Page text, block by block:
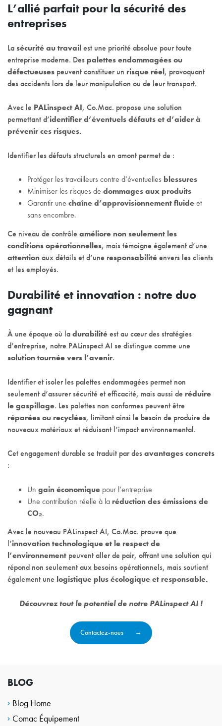
BLOG
Blog Home
Comac Équipement
L’allié parfait pour la sécurité des
entreprises
Lasécurité au travailest une priorité absolue pour toute
entreprise moderne. Des palettes endommagées ou
défectueuses peuvent constituer un risque réel, provoquant
des accidents lors de leur manipulation ou de leur transport.
Avec le PALinspect AI, Co.Mac. propose une solution
permettant d’identifier d’éventuels défauts et d’aider à
prévenir ces risques.
Identifier les défauts structurels en amont permet de :
Protéger les travailleurs contre d’éventuelles blessures
Minimiser les risques de dommages aux produits
Garantir une chaîne d’approvisionnement fluideet
sans encombre.
Ce niveau de contrôle améliore non seulement les
conditions opérationnelles, mais témoigne également d’une
attentionaux détails et d’une responsabilitéenvers les clients
et les employés.
Durabilité et innovation : notre duo
gagnant
À une époque où ladurabilitéest au cœur des stratégies
d’entreprise, notre PALinspect AI se distingue comme une
solution tournée vers l’avenir.
Identifier et isoler les palettes endommagées permet non
seulement d’assurer sécurité et efficacité, mais aussi de réduire
le gaspillage. Les palettes non conformes peuvent être
réparées ou recyclées, limitant ainsi le besoin de produire de
nouveaux matériaux et réduisant l’impact environnemental.
Cet engagement durable se traduit par desavantages concrets
:
Un gain économique pour l’entreprise
Une contribution réelle à la réduction des émissions de
CO₂.
Avec le nouveau PALinspect AI, Co.Mac. prouve que
l’innovation technologique et le respect de
l’environnement peuvent aller de pair, offrant une solution qui
répond non seulement aux besoins opérationnels, mais soutient
également une logistique plus écologique et responsable.
Découvrez tout le potentiel de notre PALinspect AI !
Contactez-nous